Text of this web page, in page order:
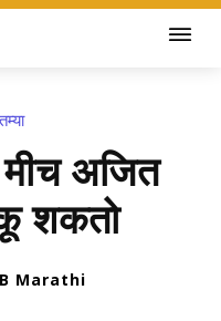
मीच अजित
शकतो
Marathi